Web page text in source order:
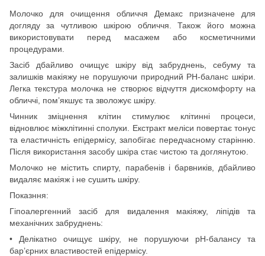
Молочко для очищення обличчя Демакс призначене для
догляду за чутливою шкірою обличчя. Також його можна
використовувати перед масажем або косметичними
процедурами.
Засіб дбайливо очищує шкіру від забруднень, себуму та
залишків макіяжу не порушуючи природний PH-баланс шкіри.
Легка текстура молочка не створює відчуття дискомфорту на
обличчі, пом’якшує та зволожує шкіру.
Чинник зміцнення клітин стимулює клітинні процеси,
відновлює міжклітинні сполуки. Екстракт меліси повертає тонус
та еластичність епідермісу, запобігає передчасному старінню.
Після використання засобу шкіра стає чистою та доглянутою.
Молочко не містить спирту, парабенів і барвників, дбайливо
видаляє макіяж і не сушить шкіру.
Показння:
Гіпоалергенний засіб для видалення макіяжу, ліпідів та
механічних забруднень:
• Делікатно очищує шкіру, не порушуючи pH-балансу та
бар’єрних властивостей епідермісу.